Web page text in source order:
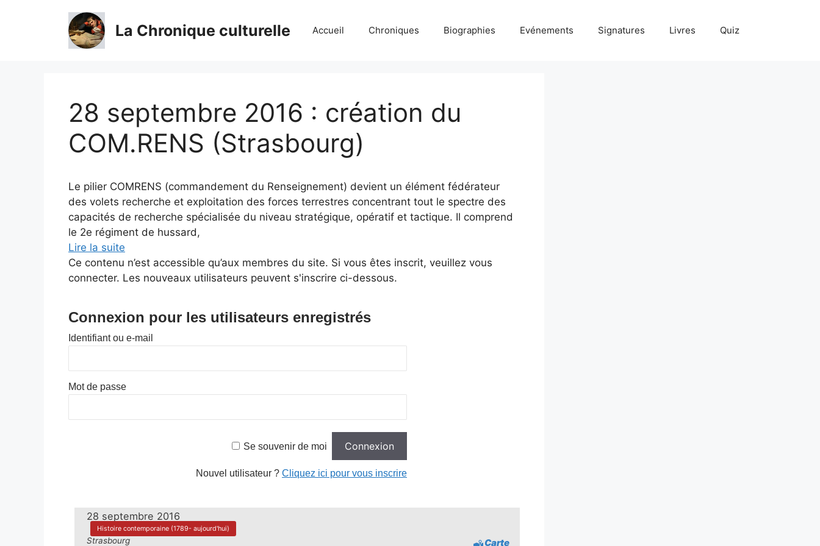
La Chronique culturelle Accueil Chroniques Biographies Evénements Signatures Livres Quiz
28 septembre 2016 : création du
COM.RENS (Strasbourg)
Le pilier COMRENS (commandement du Renseignement) devient un élément fédérateur
des volets recherche et exploitation des forces terrestres concentrant tout le spectre des
capacités de recherche spécialisée du niveau stratégique, opératif et tactique. Il comprend
le 2e régiment de hussard,
Lire la suite
Ce contenu n’est accessible qu’aux membres du site. Si vous êtes inscrit, veuillez vous
connecter. Les nouveaux utilisateurs peuvent s'inscrire ci-dessous.
Connexion pour les utilisateurs enregistrés
Identifiant ou e-mail
Mot de passe
Se souvenir de moi
Nouvel utilisateur ? Cliquez ici pour vous inscrire
28 septembre 2016
Histoire contemporaine (1789- aujourd'hui)
Strasbourg Carte